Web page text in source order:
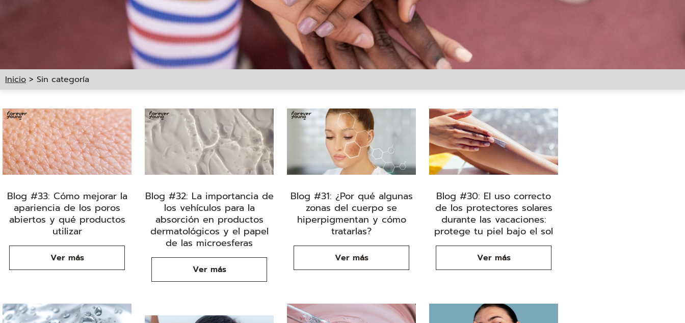
Inicio > Sin categoría
Blog #33: Cómo mejorar la
apariencia de los poros
abiertos y qué productos
utilizar
Ver más
Blog #32: La importancia de
los vehículos para la
absorción en productos
dermatológicos y el papel
de las microesferas
Ver más
Blog #31: ¿Por qué algunas
zonas del cuerpo se
hiperpigmentan y cómo
tratarlas?
Ver más
Blog #30: El uso correcto
de los protectores solares
durante las vacaciones:
protege tu piel bajo el sol
Ver más